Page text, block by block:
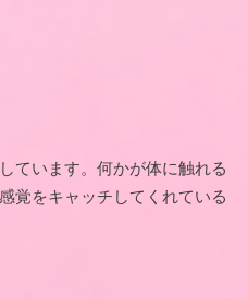
ています。何かが体に触れる
覚をキャッチしてくれている